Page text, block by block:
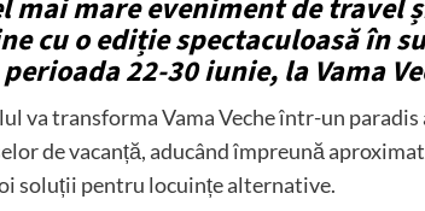
mai mare eveniment de travel
cu o ediție spectaculoasă în
22-30 iunie, la Vama
va transforma Vama Veche într-un paradis
de vacanță, aducând împreună
soluții pentru locuințe alternative.